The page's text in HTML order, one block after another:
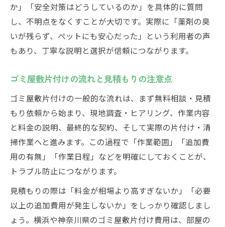
か」「安全対策はどうしているのか」を具体的に質問
し、不明点をなくすことが大切です。実際に「薬剤の臭
いが残らず、ペットにも安心だった」という利用者の声
もあり、丁寧な説明と選択が信頼につながります。
ゴミ屋敷片付けの流れと見積もりの注意点
ゴミ屋敷片付けの一般的な流れは、まず無料相談・見積
もり依頼から始まり、現地調査・ヒアリング、作業内容
と料金の説明、最終的な契約、そして実際の片付け・清
掃作業へと進みます。この過程で「作業範囲」「追加費
用の有無」「作業日程」などを明確にしておくことが、
トラブル防止につながります。
見積もりの際は「料金が相場より高すぎないか」「必要
以上の追加費用が発生しないか」をしっかり確認しまし
ょう。横浜や神奈川県のゴミ屋敷片付け費用は、部屋の